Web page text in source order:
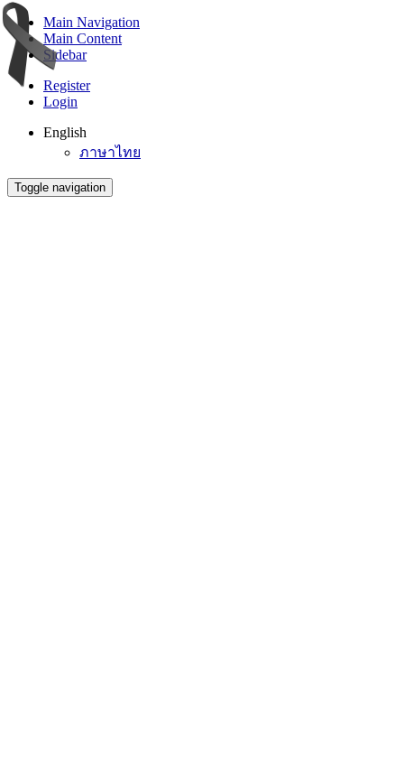
Main Navigation
Main Content
Sidebar
Register
Login
English
ภาษาไทย
Toggle navigation